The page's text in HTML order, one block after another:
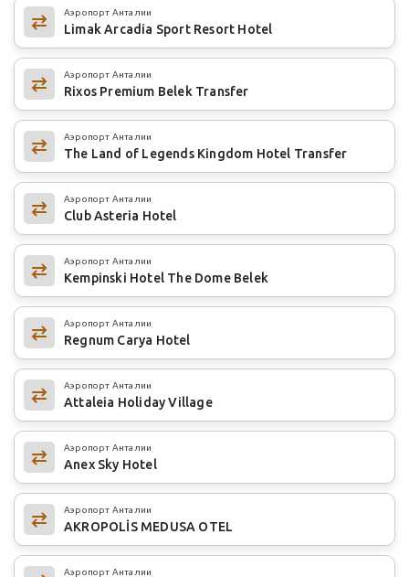
Аэропорт Анталии
Limak Arcadia Sport Resort Hotel
Аэропорт Анталии
Rixos Premium Belek Transfer
Аэропорт Анталии
The Land of Legends Kingdom Hotel Transfer
Аэропорт Анталии
Club Asteria Hotel
Аэропорт Анталии
Kempinski Hotel The Dome Belek
Аэропорт Анталии
Regnum Carya Hotel
Аэропорт Анталии
Attaleia Holiday Village
Аэропорт Анталии
Anex Sky Hotel
Аэропорт Анталии
AKROPOLİS MEDUSA OTEL
Аэропорт Анталии